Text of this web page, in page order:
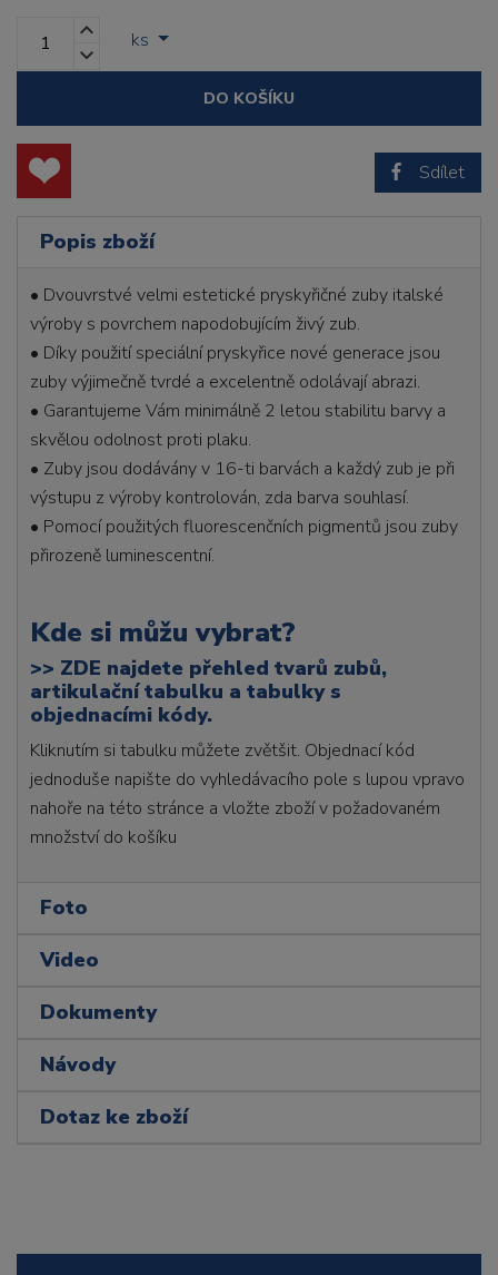
ks
DO KOŠÍKU
Sdílet
Popis zboží
• Dvouvrstvé velmi estetické pryskyřičné zuby italské
výroby s povrchem napodobujícím živý zub.
• Díky použití speciální pryskyřice nové generace jsou
zuby výjimečně tvrdé a excelentně odolávají abrazi.
• Garantujeme Vám minimálně 2 letou stabilitu barvy a
skvělou odolnost proti plaku.
• Zuby jsou dodávány v 16-ti barvách a každý zub je při
výstupu z výroby kontrolován, zda barva souhlasí.
• Pomocí použitých fluorescenčních pigmentů jsou zuby
přirozeně luminescentní.
Kde si můžu vybrat?
>> ZDE najdete přehled tvarů zubů,
artikulační tabulku a tabulky s
objednacími kódy.
Kliknutím si tabulku můžete zvětšit. Objednací kód
jednoduše napište do vyhledávacího pole s lupou vpravo
nahoře na této stránce a vložte zboží v požadovaném
množství do košíku
Foto
Video
Dokumenty
Návody
Dotaz ke zboží